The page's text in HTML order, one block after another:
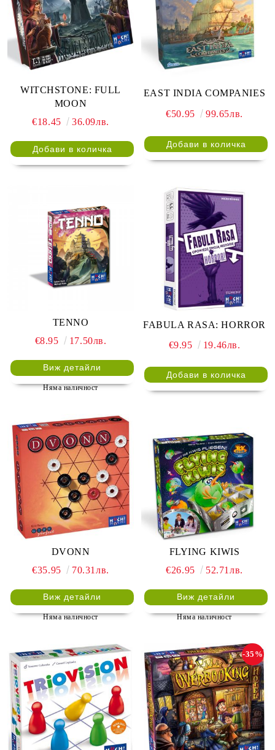
WITCHSTONE: FULL
MOON
€18.45
36.09лв.
EAST INDIA COMPANIES
€50.95 99.65лв.
TENNO
€8.95
17.50лв.
Виж детайли
Няма наличност
FABULA RASA: HORROR
€9.95
19.46лв.
DVONN
€35.95
70.31лв.
Виж детайли
Няма наличност
FLYING KIWIS
€26.95
52.71лв.
Виж детайли
Няма наличност
-35%